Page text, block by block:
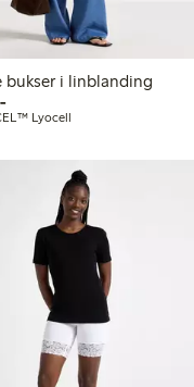
bukser i linblanding
499,00 kr
Lyocell